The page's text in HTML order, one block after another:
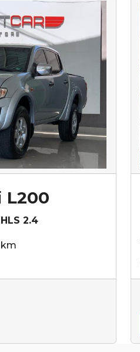
L200
2.4
km